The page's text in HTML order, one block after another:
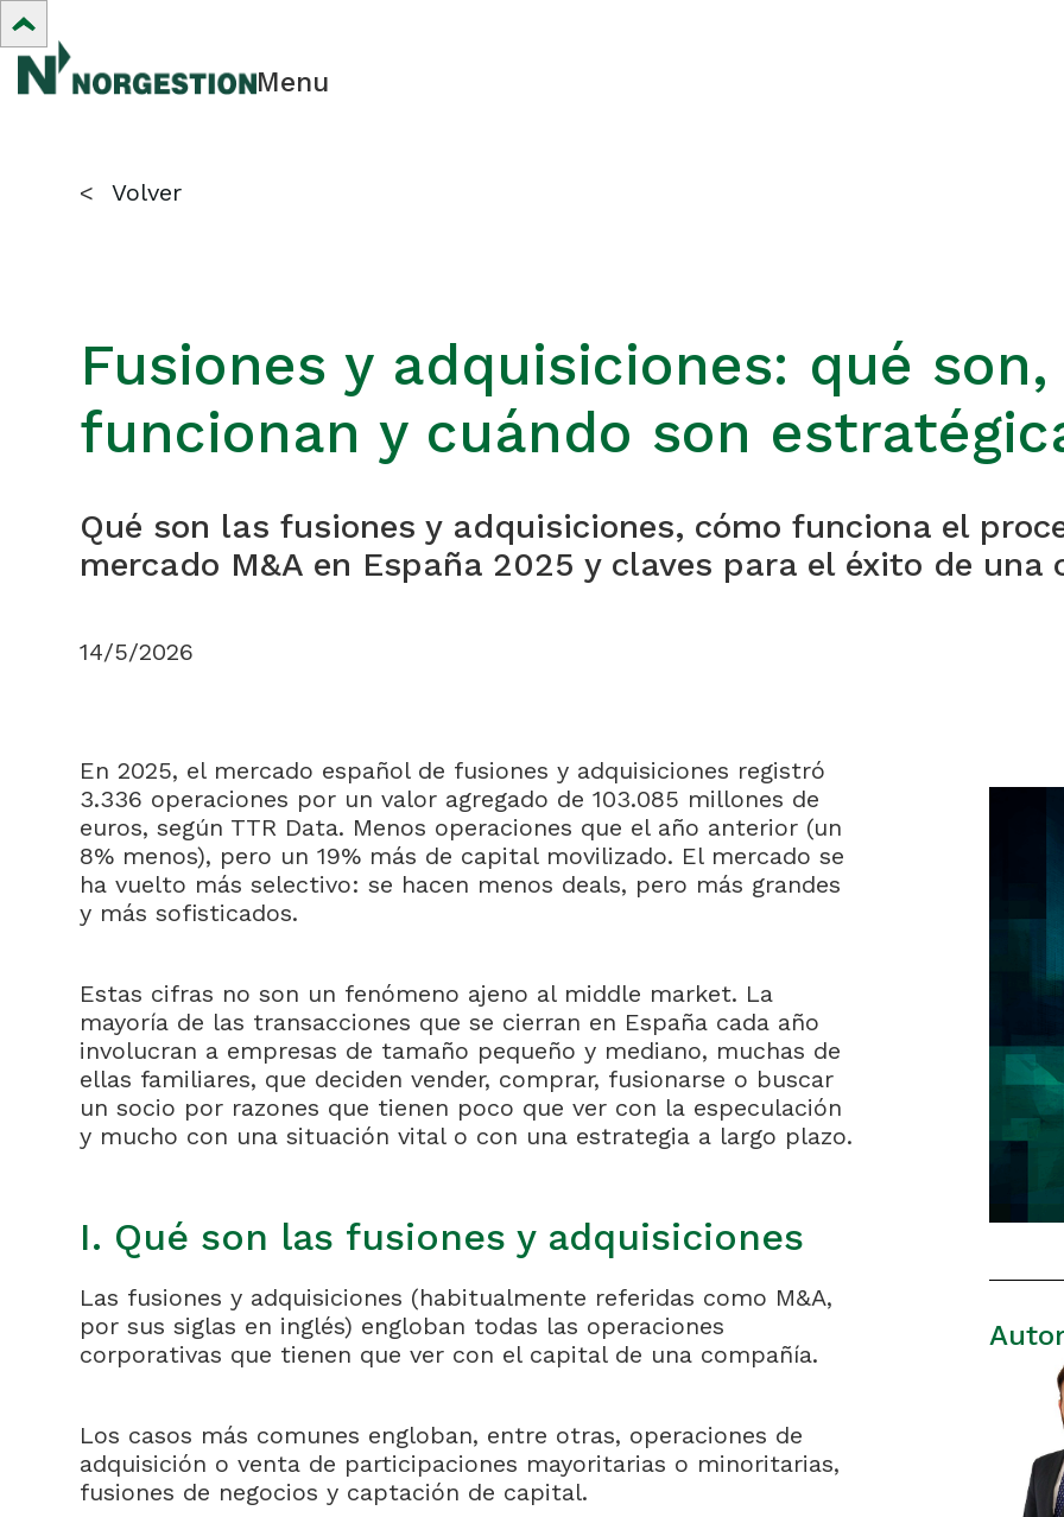
Menu
< Volver
Fusiones y adquisiciones: qué
funcionan y cuándo son
Qué son las fusiones y adquisiciones, cómo funciona el
mercado M&A en España 2025 y claves para el éxito de una
14/5/2026
En 2025, el mercado español de fusiones y adquisiciones registró
3.336 operaciones por un valor agregado de 103.085 millones de
euros, según TTR Data. Menos operaciones que el año anterior (un
8% menos), pero un 19% más de capital movilizado. El mercado se
ha vuelto más selectivo: se hacen menos deals, pero más grandes
y más sofisticados.
Estas cifras no son un fenómeno ajeno al middle market. La
mayoría de las transacciones que se cierran en España cada año
involucran a empresas de tamaño pequeño y mediano, muchas de
ellas familiares, que deciden vender, comprar, fusionarse o buscar
un socio por razones que tienen poco que ver con la especulación
y mucho con una situación vital o con una estrategia a largo plazo.
I. Qué son las fusiones y adquisiciones
Las fusiones y adquisiciones (habitualmente referidas como M&A,
por sus siglas en inglés) engloban todas las operaciones
corporativas que tienen que ver con el capital de una compañía.
Los casos más comunes engloban, entre otras, operaciones de
adquisición o venta de participaciones mayoritarias o minoritarias,
fusiones de negocios y captación de capital.